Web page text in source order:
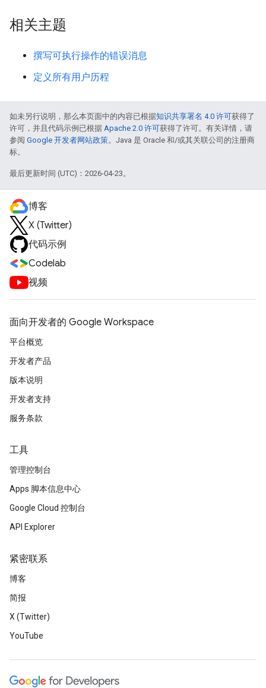
相关主题
撰写可执行操作的错误消息
定义所有用户历程
如未另行说明，那么本页面中的内容已根据知识共享署名 4.0 许可获得了
许可，并且代码示例已根据 Apache 2.0 许可获得了许可。有关详情，请
参阅 Google 开发者网站政策。Java 是 Oracle 和/或其关联公司的注册商
标。
最后更新时间 (UTC)：2026-04-23。
博客
X (Twitter)
代码示例
Codelab
视频
面向开发者的 Google Workspace
平台概览
开发者产品
版本说明
开发者支持
服务条款
工具
管理控制台
Apps 脚本信息中心
Google Cloud 控制台
API Explorer
紧密联系
博客
简报
X (Twitter)
YouTube